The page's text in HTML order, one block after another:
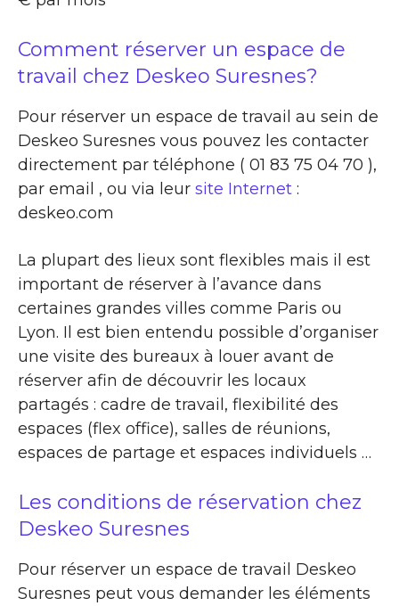
Comment réserver un espace de
travail chez Deskeo Suresnes?
Pour réserver un espace de travail au sein de
Deskeo Suresnes vous pouvez les contacter
directement par téléphone ( 01 83 75 04 70 ),
par email , ou via leur site Internet :
deskeo.com
La plupart des lieux sont flexibles mais il est
important de réserver à l’avance dans
certaines grandes villes comme Paris ou
Lyon. Il est bien entendu possible d’organiser
une visite des bureaux à louer avant de
réserver afin de découvrir les locaux
partagés : cadre de travail, flexibilité des
espaces (flex office), salles de réunions,
espaces de partage et espaces individuels …
Les conditions de réservation chez
Deskeo Suresnes
Pour réserver un espace de travail Deskeo
Suresnes peut vous demander les éléments